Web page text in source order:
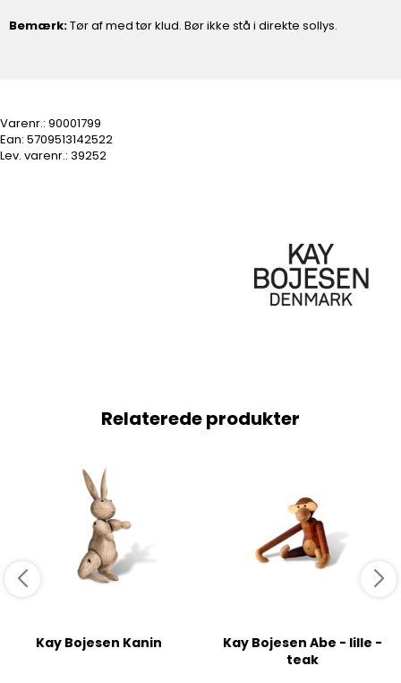
Varenr.: 90001799
Ean: 5709513142522
Lev. varenr.: 39252
Bemærk:Tør af med tør klud. Bør ikke stå i direkte sollys.
Relaterede produkter
Kay Bojesen Kanin
Kay Bojesen Abe - lille -
teak